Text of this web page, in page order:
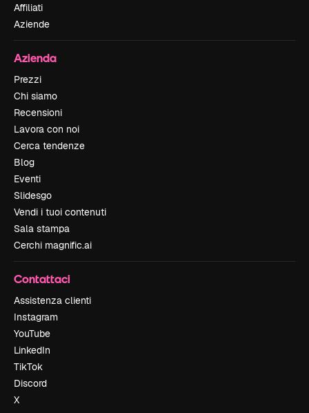
Affiliati
Aziende
Azienda
Prezzi
Chi siamo
Recensioni
Lavora con noi
Cerca tendenze
Blog
Eventi
Slidesgo
Vendi i tuoi contenuti
Sala stampa
Cerchi magnific.ai
Contattaci
Assistenza clienti
Instagram
YouTube
LinkedIn
TikTok
Discord
X